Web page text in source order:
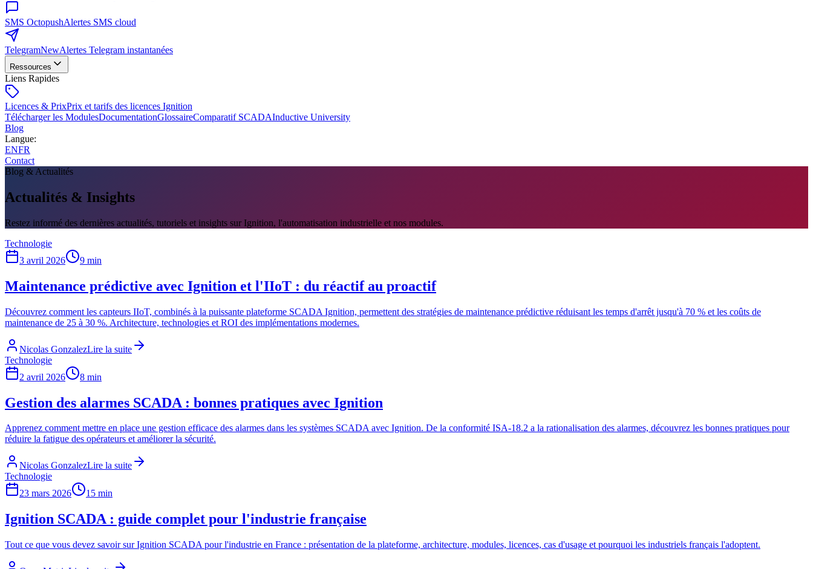
SMS OctopushAlertes SMS cloud
TelegramNewAlertes Telegram instantanées
Ressources
Liens Rapides
Licences & PrixPrix et tarifs des licences Ignition
Télécharger les ModulesDocumentationGlossaireComparatif SCADAInductive University
Blog
Langue:
ENFR
Contact
Blog & Actualités
Actualités & Insights
Restez informé des dernières actualités, tutoriels et insights sur Ignition, l'automatisation industrielle et nos modules.
Technologie
3 avril 2026
9 min
Maintenance prédictive avec Ignition et l'IIoT : du réactif au proactif
Découvrez comment les capteurs IIoT, combinés à la puissante plateforme SCADA Ignition, permettent des stratégies de maintenance prédictive réduisant les temps d'arrêt jusqu'à 70 % et les coûts de
maintenance de 25 à 30 %. Architecture, technologies et ROI des implémentations modernes.
Nicolas GonzalezLire la suite
Technologie
2 avril 2026
8 min
Gestion des alarmes SCADA : bonnes pratiques avec Ignition
Apprenez comment mettre en place une gestion efficace des alarmes dans les systèmes SCADA avec Ignition. De la conformité ISA-18.2 a la rationalisation des alarmes, découvrez les bonnes pratiques pour
réduire la fatigue des opérateurs et améliorer la sécurité.
Nicolas GonzalezLire la suite
Technologie
23 mars 2026
15 min
Ignition SCADA : guide complet pour l'industrie française
Tout ce que vous devez savoir sur Ignition SCADA pour l'industrie en France : présentation de la plateforme, architecture, modules, licences, cas d'usage et pourquoi les industriels français l'adoptent.